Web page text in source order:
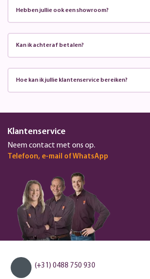
Hebben jullie ook een showroom?
Kan ik achteraf betalen?
Hoe kan ik jullie klantenservice bereiken?
Klantenservice
Neem contact met ons op.
Telefoon, e-mail of WhatsApp
(+31) 0488 750 930